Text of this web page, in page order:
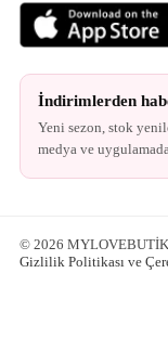
İndirimlerden
Yeni sezon, stok
medya ve
© 2026 MYLOVEBUTİK
Gizlilik Politikası ve